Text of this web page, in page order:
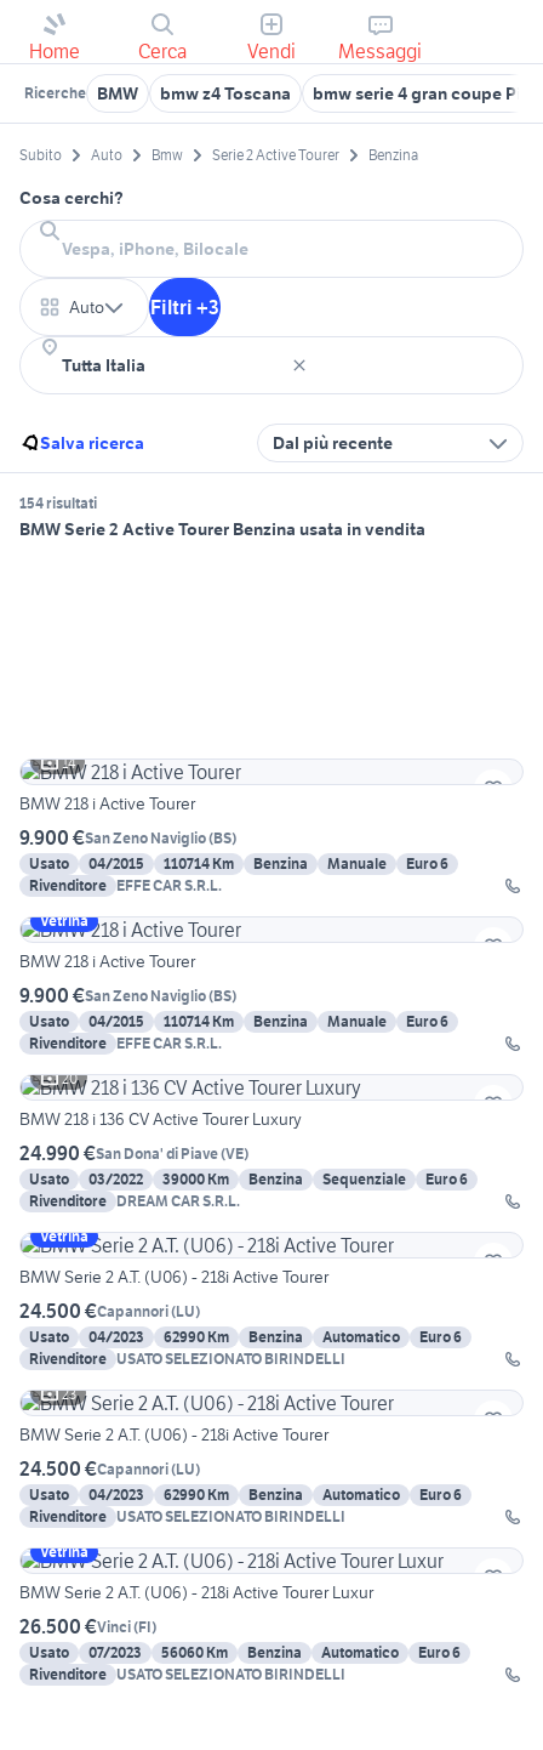
Home Cerca Vendi Messaggi
Ricerche BMW bmw z4 Toscana bmw serie 4 gran coupe
Subito Auto Bmw Serie 2 Active Tourer Benzina
Cosa cerchi?
Auto Filtri +3
Salva ricerca Dal più recente
154 risultati
BMW Serie 2 Active Tourer Benzina usata in vendita
14
BMW 218 i Active Tourer
9.900 €San Zeno Naviglio(BS)
Usato
04/2015 110714 Km Benzina Manuale
Euro 6
Rivenditore EFFE CAR S.R.L.
Vetrina
BMW 218 i Active Tourer
9.900 €San Zeno Naviglio(BS)
Usato
04/2015 110714 Km Benzina Manuale
Euro 6
Rivenditore EFFE CAR S.R.L.
20
BMW 218 i 136 CV Active Tourer Luxury
24.990 €San Dona' di Piave(VE)
Usato
03/2022 39000 Km Benzina Sequenziale
Euro 6
Rivenditore DREAM CAR S.R.L.
Vetrina
BMW Serie 2 A.T. (U06) - 218i Active Tourer
24.500 €Capannori(LU)
Usato
04/2023 62990 Km Benzina Automatico
Euro 6
Rivenditore USATO SELEZIONATO BIRINDELLI
23
BMW Serie 2 A.T. (U06) - 218i Active Tourer
24.500 €Capannori(LU)
Usato
04/2023 62990 Km Benzina Automatico
Euro 6
Rivenditore USATO SELEZIONATO BIRINDELLI
Vetrina
BMW Serie 2 A.T. (U06) - 218i Active Tourer Luxur
26.500 €Vinci(FI)
Usato
07/2023 56060 Km Benzina Automatico
Euro 6
Rivenditore USATO SELEZIONATO BIRINDELLI